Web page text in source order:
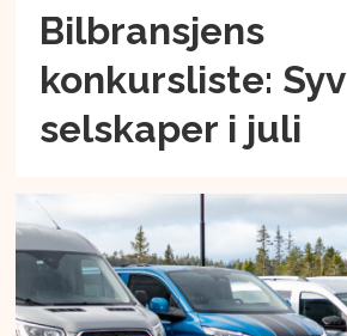
Bilbransjens
konkursliste: Syv
selskaper i juli